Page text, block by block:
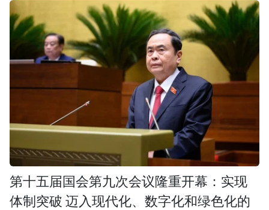
第十五届国会第九次会议隆重开幕：实现
体制突破 迈入现代化、数字化和绿色化的